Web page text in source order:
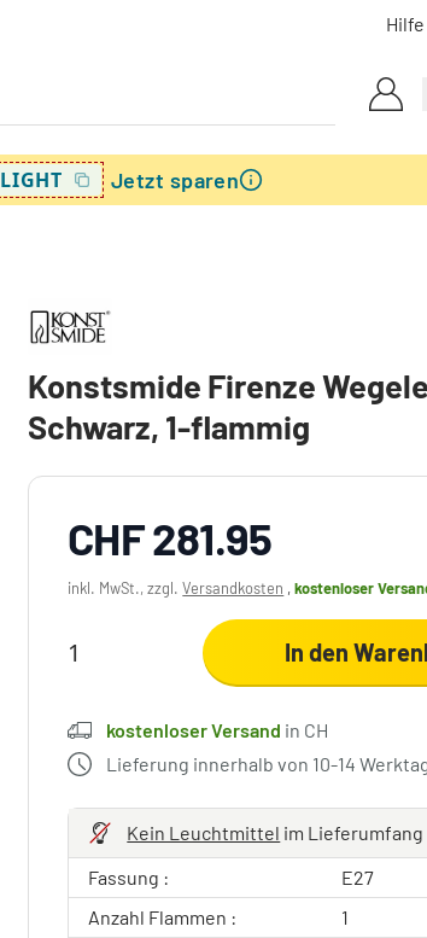
LIGHT Jetzt sparen
Konstsmide Firenze
Schwarz, 1-flammig
CHF 281.95
inkl. MwSt., zzgl.Versandkosten ,kostenloser
In den
kostenloser Versand in CH
Lieferung innerhalb von 10-14
Kein Leuchtmittel im Lieferumfang
Fassung :
E27
Anzahl Flammen :
1